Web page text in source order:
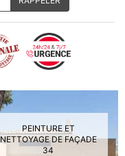
PEINTURE ET
NETTOYAGE DE FAÇADE
34